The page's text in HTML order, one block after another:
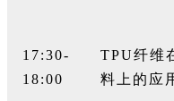
17:30-
18:00
TPU纤维
料上的应